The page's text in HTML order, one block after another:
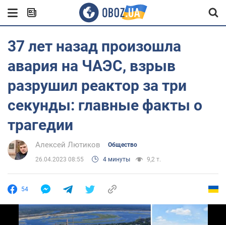
37 лет назад произошла
авария на ЧАЭС, взрыв
разрушил реактор за три
секунды: главные факты о
трагедии
Алексей Лютиков Общество
26.04.2023 08:55 4 минуты 9,2 т.
54